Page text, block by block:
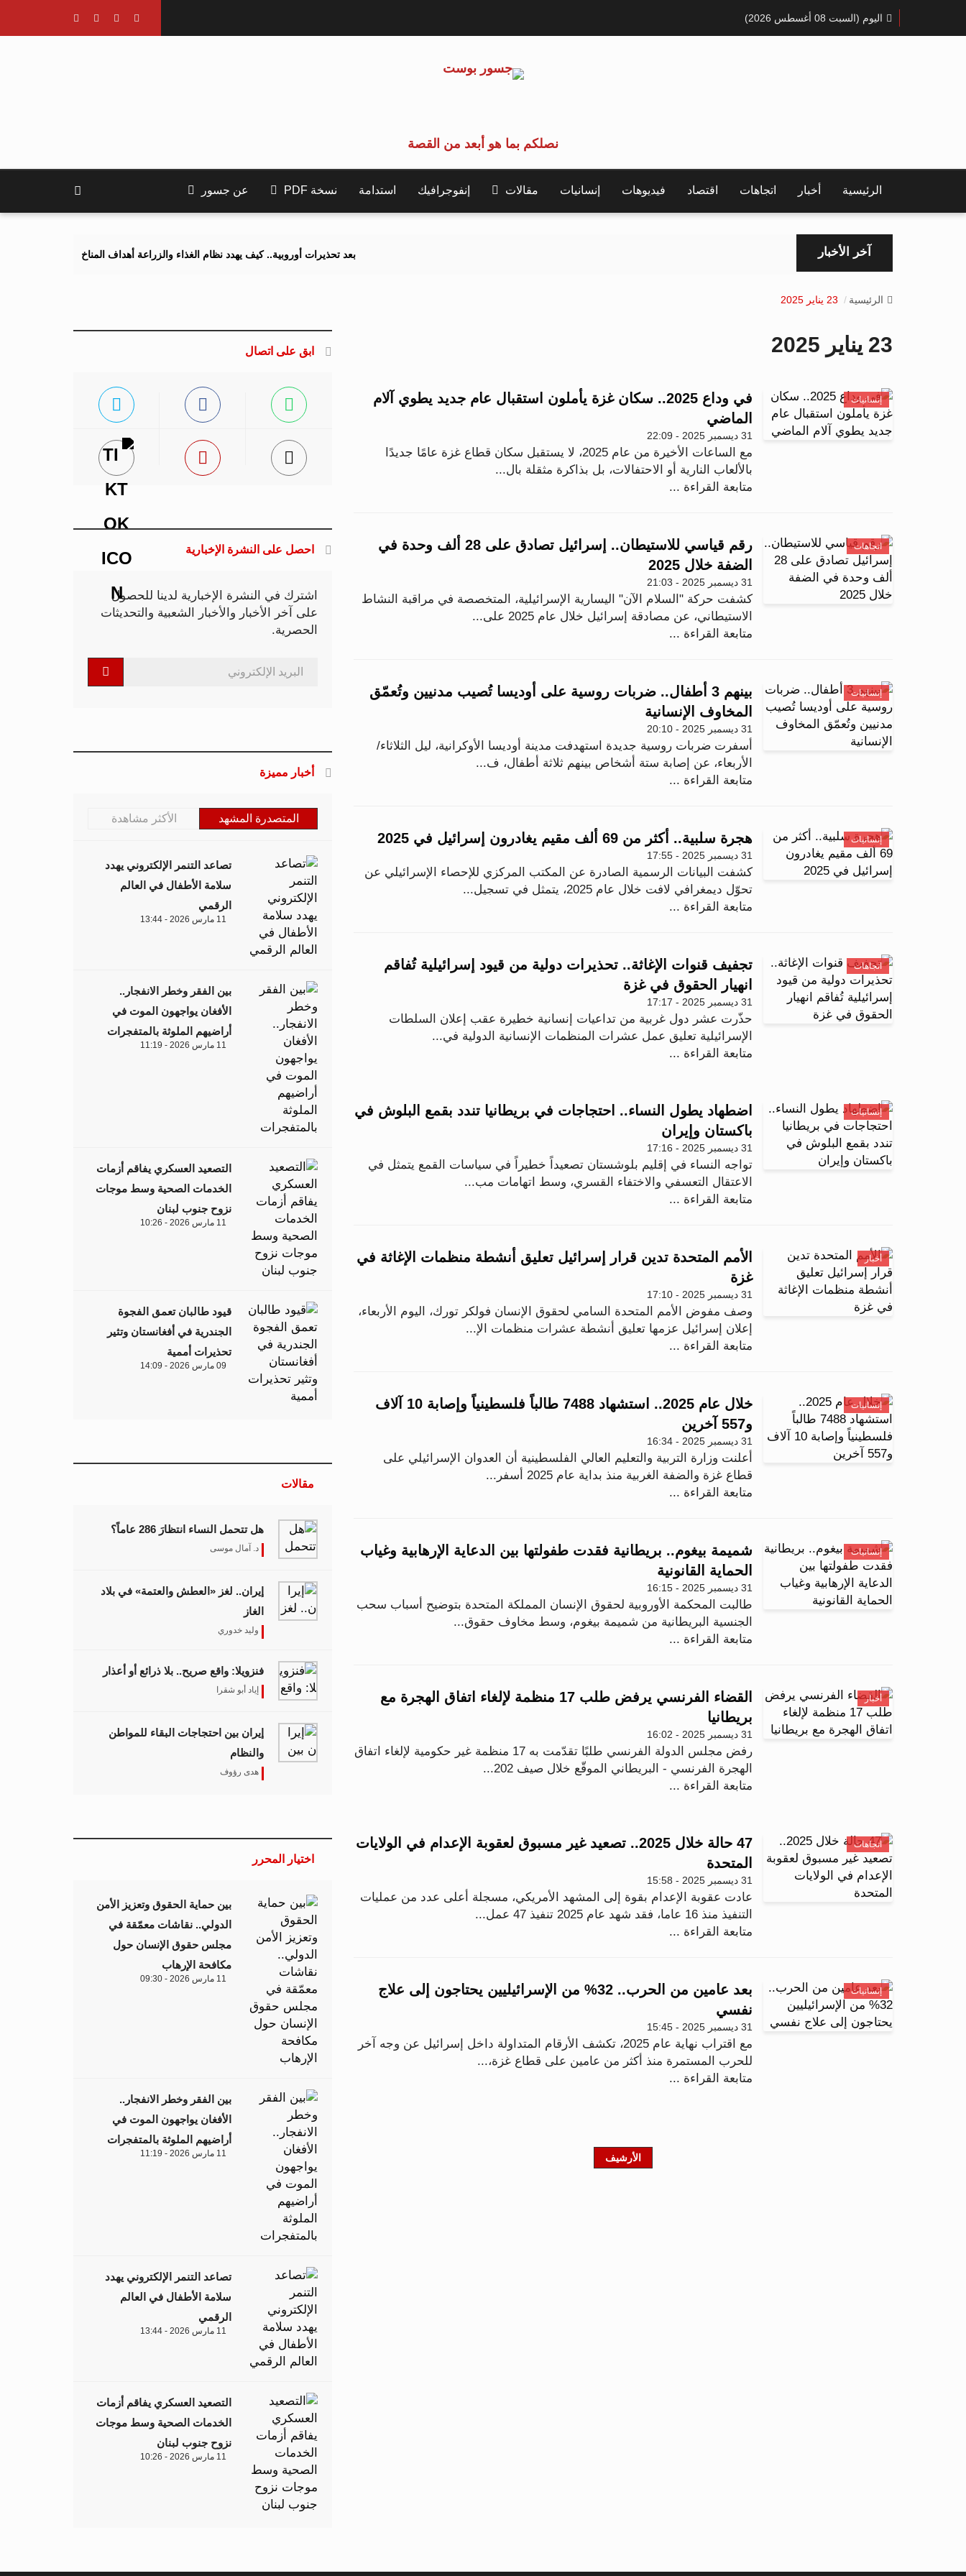
اليوم (السبت 08 أغسطس 2026)
نصلكم بما هو أبعد من القصة
الرئيسية أخبار اتجاهات اقتصاد فيديوهات إنسانيات مقالات إنفوجرافيك استدامة نسخة PDF عن جسور
آخر الأخبار بعد تحذيرات أوروبية.. كيف يهدد نظام الغذاء والزراعة أهداف المناخ 2040 و2050؟
الرئيسية 23 يناير 2025
23 يناير 2025
إنسانيات
في وداع 2025.. سكان غزة يأملون استقبال عام جديد يطوي آلام
الماضي
31 ديسمبر 2025 - 22:09
مع الساعات الأخيرة من عام 2025، لا يستقبل سكان قطاع غزة عامًا جديدًا
بالألعاب النارية أو الاحتفالات، بل بذاكرة مثقلة بال...
متابعة القراءة ...
اتجاهات
رقم قياسي للاستيطان.. إسرائيل تصادق على 28 ألف وحدة في
الضفة خلال 2025
31 ديسمبر 2025 - 21:03
كشفت حركة "السلام الآن" اليسارية الإسرائيلية، المتخصصة في مراقبة النشاط
الاستيطاني، عن مصادقة إسرائيل خلال عام 2025 على...
متابعة القراءة ...
إنسانيات
بينهم 3 أطفال.. ضربات روسية على أوديسا تُصيب مدنيين وتُعمّق
المخاوف الإنسانية
31 ديسمبر 2025 - 20:10
أسفرت ضربات روسية جديدة استهدفت مدينة أوديسا الأوكرانية، ليل الثلاثاء/
الأربعاء، عن إصابة ستة أشخاص بينهم ثلاثة أطفال، ف...
متابعة القراءة ...
إنسانيات هجرة سلبية.. أكثر من 69 ألف مقيم يغادرون إسرائيل في 2025
31 ديسمبر 2025 - 17:55
كشفت البيانات الرسمية الصادرة عن المكتب المركزي للإحصاء الإسرائيلي عن
تحوّل ديمغرافي لافت خلال عام 2025، يتمثل في تسجيل...
متابعة القراءة ...
اتجاهات
تجفيف قنوات الإغاثة.. تحذيرات دولية من قيود إسرائيلية تُفاقم
انهيار الحقوق في غزة
31 ديسمبر 2025 - 17:17
حذّرت عشر دول غربية من تداعيات إنسانية خطيرة عقب إعلان السلطات
الإسرائيلية تعليق عمل عشرات المنظمات الإنسانية الدولية في...
متابعة القراءة ...
إنسانيات
اضطهاد يطول النساء.. احتجاجات في بريطانيا تندد بقمع البلوش في
باكستان وإيران
31 ديسمبر 2025 - 17:16
تواجه النساء في إقليم بلوشستان تصعيداً خطيراً في سياسات القمع يتمثل في
الاعتقال التعسفي والاختفاء القسري، وسط اتهامات مب...
متابعة القراءة ...
أخبار
الأمم المتحدة تدين قرار إسرائيل تعليق أنشطة منظمات الإغاثة في
غزة
31 ديسمبر 2025 - 17:10
وصف مفوض الأمم المتحدة السامي لحقوق الإنسان فولكر تورك، اليوم الأربعاء،
إعلان إسرائيل عزمها تعليق أنشطة عشرات منظمات الإ...
متابعة القراءة ...
إنسانيات
خلال عام 2025.. استشهاد 7488 طالباً فلسطينياً وإصابة 10 آلاف
و557 آخرين
31 ديسمبر 2025 - 16:34
أعلنت وزارة التربية والتعليم العالي الفلسطينية أن العدوان الإسرائيلي على
قطاع غزة والضفة الغربية منذ بداية عام 2025 أسفر...
متابعة القراءة ...
إنسانيات
شميمة بيغوم.. بريطانية فقدت طفولتها بين الدعاية الإرهابية وغياب
الحماية القانونية
31 ديسمبر 2025 - 16:15
طالبت المحكمة الأوروبية لحقوق الإنسان المملكة المتحدة بتوضيح أسباب سحب
الجنسية البريطانية من شميمة بيغوم، وسط مخاوف حقوق...
متابعة القراءة ...
أخبار
القضاء الفرنسي يرفض طلب 17 منظمة لإلغاء اتفاق الهجرة مع
بريطانيا
31 ديسمبر 2025 - 16:02
رفض مجلس الدولة الفرنسي طلبًا تقدّمت به 17 منظمة غير حكومية لإلغاء اتفاق
الهجرة الفرنسي - البريطاني الموقّع خلال صيف 202...
متابعة القراءة ...
اتجاهات
47 حالة خلال 2025.. تصعيد غير مسبوق لعقوبة الإعدام في الولايات
المتحدة
31 ديسمبر 2025 - 15:58
عادت عقوبة الإعدام بقوة إلى المشهد الأمريكي، مسجلة أعلى عدد من عمليات
التنفيذ منذ 16 عاما، فقد شهد عام 2025 تنفيذ 47 عمل...
متابعة القراءة ...
إنسانيات
بعد عامين من الحرب.. 32% من الإسرائيليين يحتاجون إلى علاج
نفسي
31 ديسمبر 2025 - 15:45
مع اقتراب نهاية عام 2025، تكشف الأرقام المتداولة داخل إسرائيل عن وجه آخر
للحرب المستمرة منذ أكثر من عامين على قطاع غزة،...
متابعة القراءة ...
الأرشيف
ابق على اتصال
احصل على النشرة الإخبارية
اشترك في النشرة الإخبارية لدينا للحصول
على آخر الأخبار والأخبار الشعبية والتحديثات
الحصرية.
أخبار مميزة
المتصدرة المشهد الأكثر مشاهدة
تصاعد التنمر الإلكتروني يهدد
سلامة الأطفال في العالم
الرقمي
11 مارس 2026 - 13:44
بين الفقر وخطر الانفجار..
الأفغان يواجهون الموت في
أراضيهم الملوثة بالمتفجرات
11 مارس 2026 - 11:19
التصعيد العسكري يفاقم أزمات
الخدمات الصحية وسط موجات
نزوح جنوب لبنان
11 مارس 2026 - 10:26
قيود طالبان تعمق الفجوة
الجندرية في أفغانستان وتثير
تحذيرات أممية
09 مارس 2026 - 14:09
مقالات
هل تتحمل النساء انتظارَ 286 عاماً؟
د. آمال موسى
إيران.. لغز «العطش والعتمة» في بلاد
الغاز
وليد خدوري
فنزويلا: واقع صريح.. بلا ذرائع أو أعذار
إياد أبو شقرا
إيران بين احتجاجات البقاء للمواطن
والنظام
هدى رؤوف
اختيار المحرر
بين حماية الحقوق وتعزيز الأمن
الدولي.. نقاشات معمّقة في
مجلس حقوق الإنسان حول
مكافحة الإرهاب
11 مارس 2026 - 09:30
بين الفقر وخطر الانفجار..
الأفغان يواجهون الموت في
أراضيهم الملوثة بالمتفجرات
11 مارس 2026 - 11:19
تصاعد التنمر الإلكتروني يهدد
سلامة الأطفال في العالم
الرقمي
11 مارس 2026 - 13:44
التصعيد العسكري يفاقم أزمات
الخدمات الصحية وسط موجات
نزوح جنوب لبنان
11 مارس 2026 - 10:26